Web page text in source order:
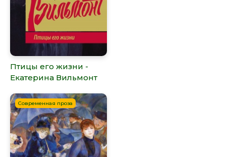
Птицы его жизни -
Екатерина Вильмонт
Современная проза